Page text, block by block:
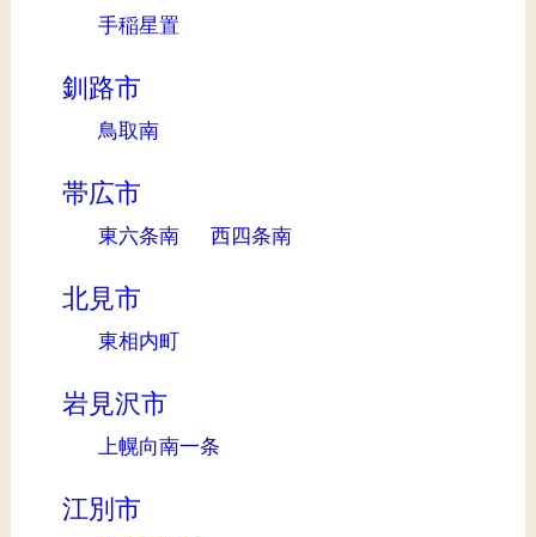
手稲星置
釧路市
鳥取南
帯広市
東六条南 西四条南
北見市
東相内町
岩見沢市
上幌向南一条
江別市